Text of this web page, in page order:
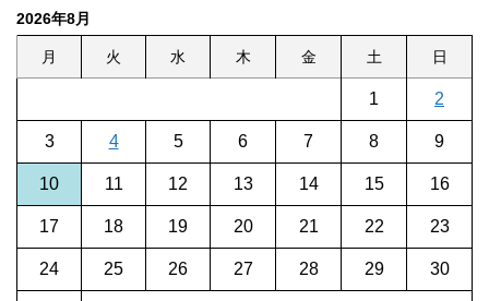
2026年8月
月 火 水 木 金 土 日
1 2
3 4 5 6 7 8 9
10 11 12 13 14 15 16
17 18 19 20 21 22 23
24 25 26 27 28 29 30